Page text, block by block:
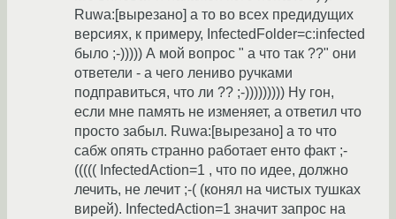
Ruwa:[вырезано] а то во всех предидущих
версиях, к примеру, InfectedFolder=c:infected
было ;-))))) А мой вопрос " а что так ??" они
ответели - а чего лениво ручками
подправиться, что ли ?? ;-))))))))) Ну гон,
если мне память не изменяет, а ответил что
просто забыл. Ruwa:[вырезано] а то что
сабж опять странно работает енто факт ;-
((((( InfectedAction=1 , что по идее, должно
лечить, не лечит ;-( (конял на чистых тушках
вирей). InfectedAction=1 значит запрос на